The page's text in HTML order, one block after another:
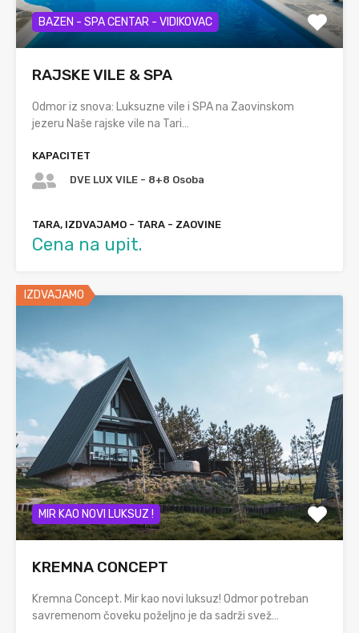
BAZEN - SPA CENTAR - VIDIKOVAC
RAJSKE VILE & SPA
Odmor iz snova: Luksuzne vile i SPA na Zaovinskom
jezeru Naše rajske vile na Tari…
KAPACITET
DVE LUX VILE - 8+8 Osoba
TARA, IZDVAJAMO - TARA - ZAOVINE
Cena na upit.
IZDVAJAMO
MIR KAO NOVI LUKSUZ !
KREMNA CONCEPT
Kremna Concept. Mir kao novi luksuz! Odmor potreban
savremenom čoveku poželjno je da sadrži svež…